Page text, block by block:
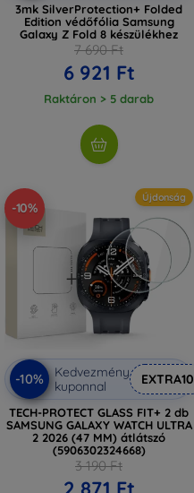
3mk SilverProtection+ Folded
Edition védőfólia Samsung
Galaxy Z Fold 8 készülékhez
7 690 Ft
6 921 Ft
Raktáron > 5 darab
-10%
Újdonság
-10%
Kedvezmény
kuponnal
EXTRA10
TECH-PROTECT GLASS FIT+ 2 db
SAMSUNG GALAXY WATCH ULTRA
2 2026 (47 MM) átlátszó
(5906302324668)
3 190 Ft